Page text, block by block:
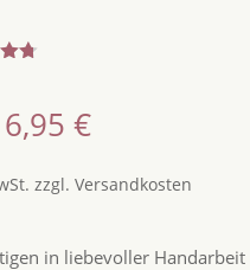
€
zzgl.Versandkosten
in liebevoller